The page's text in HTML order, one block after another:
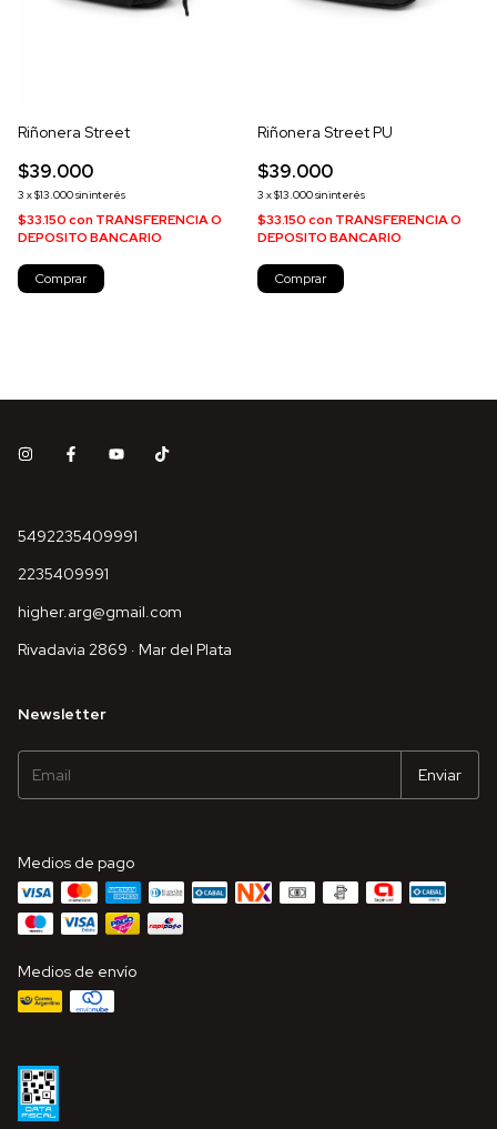
Riñonera Street
$39.000
3 x$13.000sin interés
$33.150conTRANSFERENCIA O
DEPOSITO BANCARIO
Comprar
Riñonera Street PU
$39.000
3 x$13.000sin interés
$33.150conTRANSFERENCIA O
DEPOSITO BANCARIO
Comprar
5492235409991
2235409991
higher.arg@gmail.com
Rivadavia 2869 · Mar del Plata
Newsletter
Medios de pago
Medios de envío